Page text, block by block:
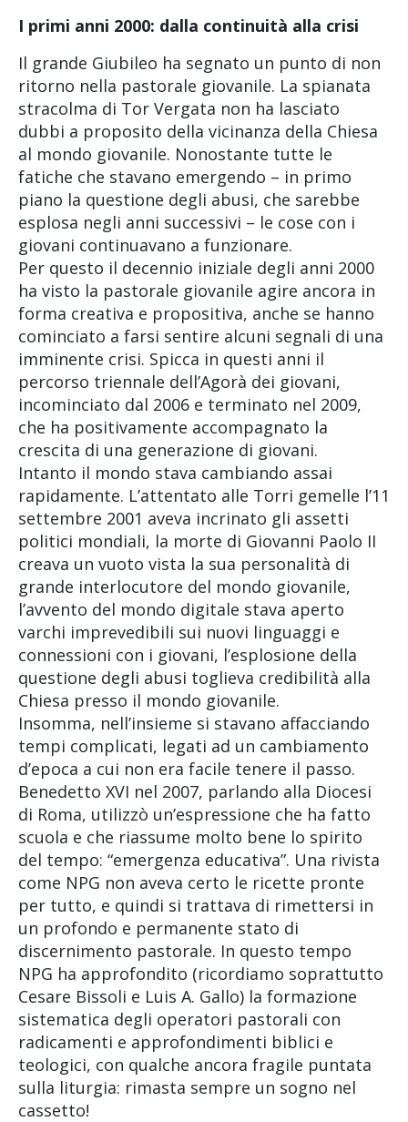
I primi anni 2000: dalla continuità alla crisi
Il grande Giubileo ha segnato un punto di non
ritorno nella pastorale giovanile. La spianata
stracolma di Tor Vergata non ha lasciato
dubbi a proposito della vicinanza della Chiesa
al mondo giovanile. Nonostante tutte le
fatiche che stavano emergendo – in primo
piano la questione degli abusi, che sarebbe
esplosa negli anni successivi – le cose con i
giovani continuavano a funzionare.
Per questo il decennio iniziale degli anni 2000
ha visto la pastorale giovanile agire ancora in
forma creativa e propositiva, anche se hanno
cominciato a farsi sentire alcuni segnali di una
imminente crisi. Spicca in questi anni il
percorso triennale dell’Agorà dei giovani,
incominciato dal 2006 e terminato nel 2009,
che ha positivamente accompagnato la
crescita di una generazione di giovani.
Intanto il mondo stava cambiando assai
rapidamente. L’attentato alle Torri gemelle l’11
settembre 2001 aveva incrinato gli assetti
politici mondiali, la morte di Giovanni Paolo II
creava un vuoto vista la sua personalità di
grande interlocutore del mondo giovanile,
l’avvento del mondo digitale stava aperto
varchi imprevedibili sui nuovi linguaggi e
connessioni con i giovani, l’esplosione della
questione degli abusi toglieva credibilità alla
Chiesa presso il mondo giovanile.
Insomma, nell’insieme si stavano affacciando
tempi complicati, legati ad un cambiamento
d’epoca a cui non era facile tenere il passo.
Benedetto XVI nel 2007, parlando alla Diocesi
di Roma, utilizzò un’espressione che ha fatto
scuola e che riassume molto bene lo spirito
del tempo: “emergenza educativa”. Una rivista
come NPG non aveva certo le ricette pronte
per tutto, e quindi si trattava di rimettersi in
un profondo e permanente stato di
discernimento pastorale. In questo tempo
NPG ha approfondito (ricordiamo soprattutto
Cesare Bissoli e Luis A. Gallo) la formazione
sistematica degli operatori pastorali con
radicamenti e approfondimenti biblici e
teologici, con qualche ancora fragile puntata
sulla liturgia: rimasta sempre un sogno nel
cassetto!